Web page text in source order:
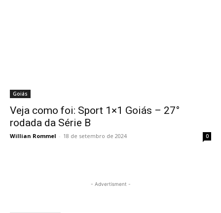
Goiás
Veja como foi: Sport 1×1 Goiás – 27°
rodada da Série B
Willian Rommel - 18 de setembro de 2024 0
- Advertisment -